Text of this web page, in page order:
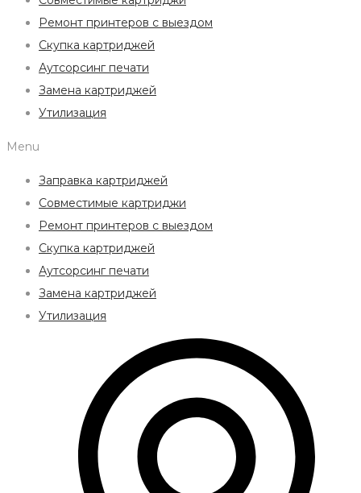
Ремонт принтеров с выездом
Скупка картриджей
Аутсорсинг печати
Замена картриджей
Утилизация
Menu
Заправка картриджей
Совместимые картриджи
Ремонт принтеров с выездом
Скупка картриджей
Аутсорсинг печати
Замена картриджей
Утилизация